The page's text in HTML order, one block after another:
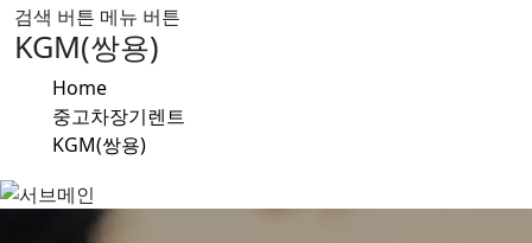
검색 버튼 메뉴 버튼
KGM(쌍용)
Home
중고차장기렌트
KGM(쌍용)